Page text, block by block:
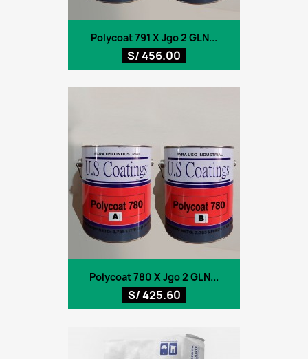
Polycoat 791 X Jgo 2 GLN...
S/ 456.00
Polycoat 780 X Jgo 2 GLN...
S/ 425.60